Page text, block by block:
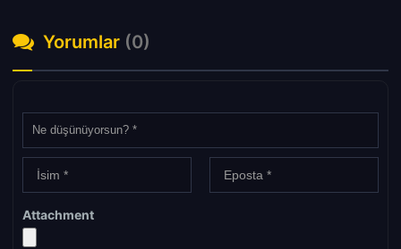
Yorumlar (0)
Attachment